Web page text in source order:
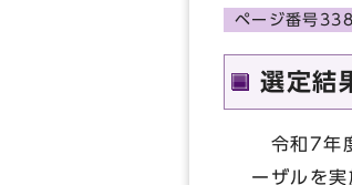
ページ番号
選定結
令和7年
ーザルを